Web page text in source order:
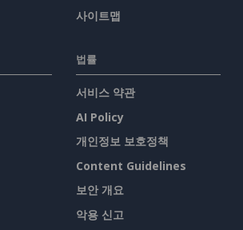
사이트맵
법률
서비스 약관
AI Policy
개인정보 보호정책
Content Guidelines
보안 개요
악용 신고